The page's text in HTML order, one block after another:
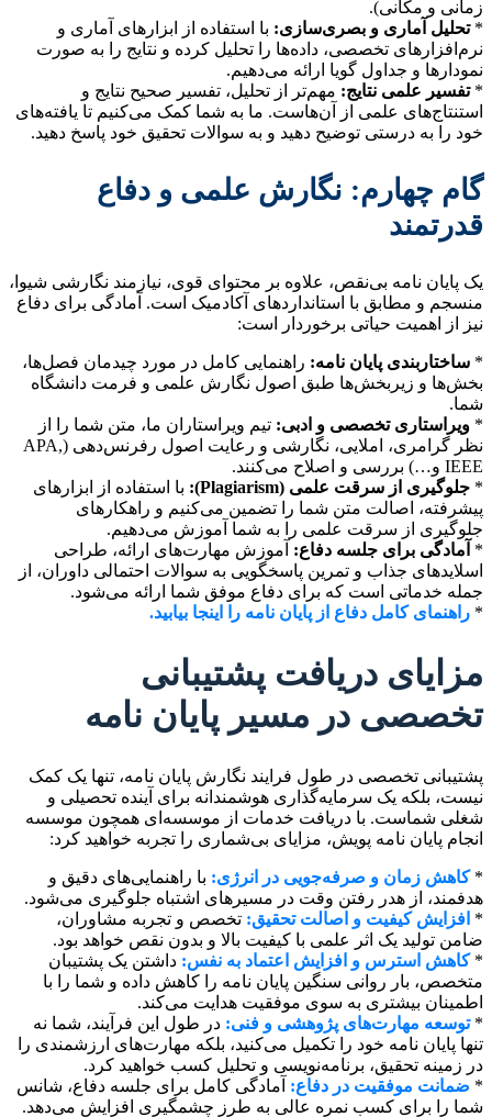
زمانی و مکانی).
*تحلیل آماری و بصری‌سازی: با استفاده از ابزارهای آماری و
نرم‌افزارهای تخصصی، داده‌ها را تحلیل کرده و نتایج را به صورت
نمودارها و جداول گویا ارائه می‌دهیم.
*تفسیر علمی نتایج: مهم‌تر از تحلیل، تفسیر صحیح نتایج و
استنتاج‌های علمی از آن‌هاست. ما به شما کمک می‌کنیم تا یافته‌های
خود را به درستی توضیح دهید و به سوالات تحقیق خود پاسخ دهید.
گام چهارم: نگارش علمی و دفاع
قدرتمند
یک پایان نامه بی‌نقص، علاوه بر محتوای قوی، نیازمند نگارشی شیوا،
منسجم و مطابق با استانداردهای آکادمیک است. آمادگی برای دفاع
نیز از اهمیت حیاتی برخوردار است:
* ساختاربندی پایان نامه: راهنمایی کامل در مورد چیدمان فصل‌ها،
بخش‌ها و زیربخش‌ها طبق اصول نگارش علمی و فرمت دانشگاه
شما.
* ویراستاری تخصصی و ادبی: تیم ویراستاران ما، متن شما را از
نظر گرامری، املایی، نگارشی و رعایت اصول رفرنس‌دهی (APA,
IEEE و…) بررسی و اصلاح می‌کنند.
* جلوگیری از سرقت علمی (Plagiarism):
با استفاده از ابزارهای
پیشرفته، اصالت متن شما را تضمین می‌کنیم و راهکارهای
جلوگیری از سرقت علمی را به شما آموزش می‌دهیم.
* آمادگی برای جلسه دفاع: آموزش مهارت‌های ارائه، طراحی
اسلاید‌های جذاب و تمرین پاسخگویی به سوالات احتمالی داوران، از
جمله خدماتی است که برای دفاع موفق شما ارائه می‌شود.
* راهنمای کامل دفاع از پایان نامه را اینجا بیابید.
مزایای دریافت پشتیبانی
تخصصی در مسیر پایان نامه
پشتیبانی تخصصی در طول فرایند نگارش پایان نامه، تنها یک کمک
نیست، بلکه یک سرمایه‌گذاری هوشمندانه برای آینده تحصیلی و
شغلی شماست. با دریافت خدمات از موسسه‌ای همچون موسسه
انجام پایان نامه پویش، مزایای بی‌شماری را تجربه خواهید کرد:
*کاهش زمان و صرفه‌جویی در انرژی: با راهنمایی‌های دقیق و
هدفمند، از هدر رفتن وقت در مسیرهای اشتباه جلوگیری می‌شود.
* افزایش کیفیت و اصالت تحقیق: تخصص و تجربه مشاوران،
ضامن تولید یک اثر علمی با کیفیت بالا و بدون نقص خواهد بود.
*کاهش استرس و افزایش اعتماد به نفس: داشتن یک پشتیبان
متخصص، بار روانی سنگین پایان نامه را کاهش داده و شما را با
اطمینان بیشتری به سوی موفقیت هدایت می‌کند.
*توسعه مهارت‌های پژوهشی و فنی: در طول این فرآیند، شما نه
تنها پایان نامه خود را تکمیل می‌کنید، بلکه مهارت‌های ارزشمندی را
در زمینه تحقیق، برنامه‌نویسی و تحلیل کسب خواهید کرد.
* ضمانت موفقیت در دفاع: آمادگی کامل برای جلسه دفاع، شانس
شما را برای کسب نمره عالی به طرز چشمگیری افزایش می‌دهد.